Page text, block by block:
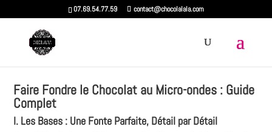
07.69.54.77.59 contact@chocolalala.com
Faire Fondre le Chocolat au Micro-ondes : Guide
Complet
I. Les Bases : Une Fonte Parfaite, Détail par Détail